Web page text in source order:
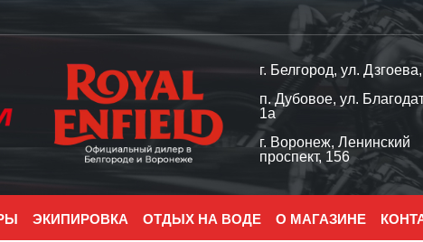
г. Белгород, ул.
п. Дубовое, ул.
1а
г. Воронеж, Ленинский
проспект, 156
ЭКИПИРОВКА ОТДЫХ НА ВОДЕ О МАГАЗИНЕ